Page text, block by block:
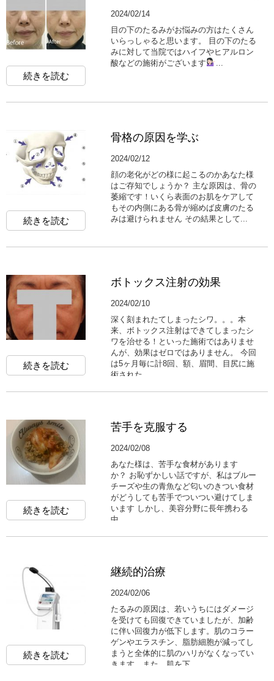
続きを読む
2024/02/14
目の下のたるみがお悩みの方はたくさん
いらっしゃると思います。 目の下のたる
みに対して当院ではハイフやヒアルロン
酸などの施術がございます
‍...
続きを読む
骨格の原因を学ぶ
2024/02/12
顔の老化がどの様に起こるのかあなた様
はご存知でしょうか？ 主な原因は、骨の
萎縮です！いくら表面のお肌をケアして
もその内側にある骨が縮めば皮膚のたる
みは避けられません その結果として...
続きを読む
ボトックス注射の効果
2024/02/10
深く刻まれたてしまったシワ。。。本
来、ボトックス注射はできてしまったシ
ワを治せる！といった施術ではありませ
んが、効果はゼロではありません。 今回
は5ヶ月毎に計8回、額、眉間、目尻に施
術された...
続きを読む
苦手を克服する
2024/02/08
あなた様は、苦手な食材があります
か？ お恥ずかしい話ですが、私はブルー
チーズや生の青魚など匂いのきつい食材
がどうしても苦手でついつい避けてしま
います しかし、美容分野に長年携わる
中...
続きを読む
継続的治療
2024/02/06
たるみの原因は、若いうちにはダメージ
を受けても回復できていましたが、加齢
に伴い回復力が低下します。肌のコラー
ゲンやエラスチン、脂肪細胞が減ってし
まうと全体的に肌のハリがなくなってい
きます。また、肌を下...